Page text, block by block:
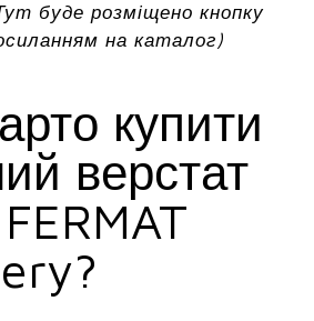
буде розміщено кнопку
на каталог)
купити
верстат